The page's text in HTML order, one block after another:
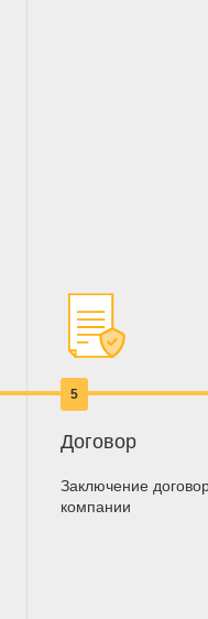
5
Договор
Заключение
компании